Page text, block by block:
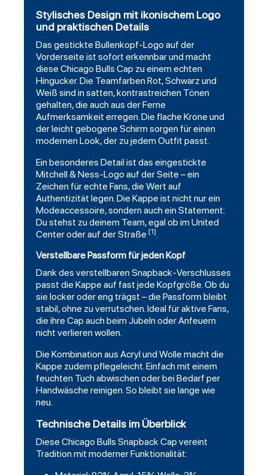
Stylisches Design mit ikonischem Logo
und praktischen Details
Das gestickte Bullenkopf-Logo auf der
Vorderseite ist sofort erkennbar und macht
diese Chicago Bulls Cap zu einem echten
Hingucker. Die Teamfarben Rot, Schwarz und
Weiß sind in satten, kontrastreichen Tönen
gehalten, die auch aus der Ferne
Aufmerksamkeit erregen. Die flache Krone und
der leicht gebogene Schirm sorgen für einen
modernen Look, der zu jedem Outfit passt.
Ein besonderes Detail ist das eingestickte
Mitchell & Ness-Logo auf der Seite – ein
Zeichen für echte Fans, die Wert auf
Authentizität legen. Die Kappe ist nicht nur ein
Modeaccessoire, sondern auch ein Statement:
Du stehst zu deinem Team, egal ob im United
Center oder auf der Straße [1].
Verstellbare Passform für jeden Kopf
Dank des verstellbaren Snapback-Verschlusses
passt die Kappe auf fast jede Kopfgröße. Ob du
sie locker oder eng trägst – die Passform bleibt
stabil, ohne zu verrutschen. Ideal für aktive Fans,
die ihre Cap auch beim Jubeln oder Anfeuern
nicht verlieren wollen.
Die Kombination aus Acryl und Wolle macht die
Kappe zudem pflegeleicht. Einfach mit einem
feuchten Tuch abwischen oder bei Bedarf per
Handwäsche reinigen. So bleibt sie lange wie
neu.
Technische Details im Überblick
Diese Chicago Bulls Snapback Cap vereint
Tradition mit moderner Funktionalität: